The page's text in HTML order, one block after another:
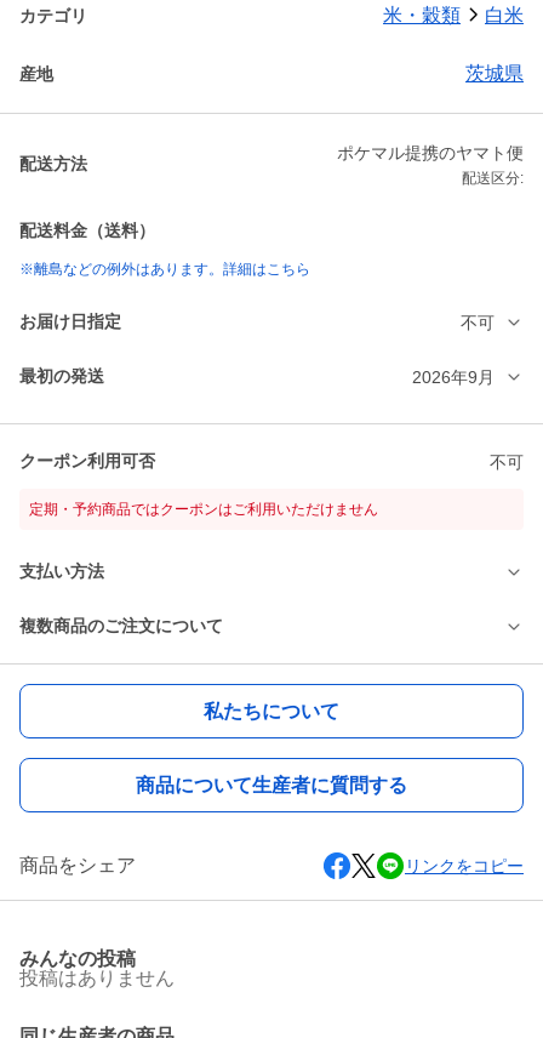
カテゴリ 米・穀類 白米
産地 茨城県
配送方法
ポケマル提携のヤマト便
配送区分:
配送料金（送料）
※離島などの例外はあります。詳細はこちら
お届け日指定 不可
最初の発送 2026年9月
クーポン利用可否 不可
定期・予約商品ではクーポンはご利用いただけません
支払い方法
複数商品のご注文について
私たちについて
商品について生産者に質問する
商品をシェア リンクをコピー
みんなの投稿
投稿はありません